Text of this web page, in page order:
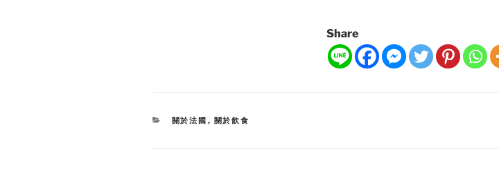
Share
CATEGORIES
關於法國 , 關於飲食